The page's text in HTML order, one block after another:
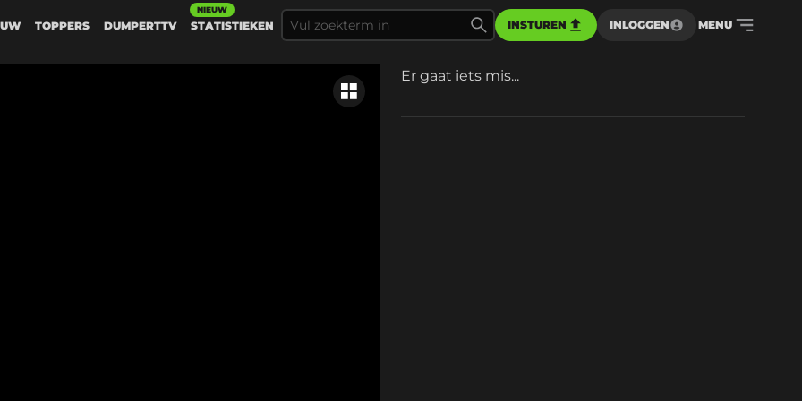
TOPPERS DUMPERTTV STATISTIEKEN
NIEUW
INSTUREN INLOGGEN MENU
Er gaat iets mis...